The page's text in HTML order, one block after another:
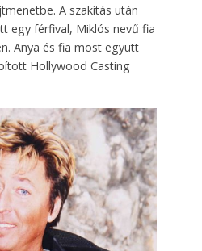
A szakítás után
egy férfival, Miklós nevű fia
Anya és fia most együtt
Hollywood Casting